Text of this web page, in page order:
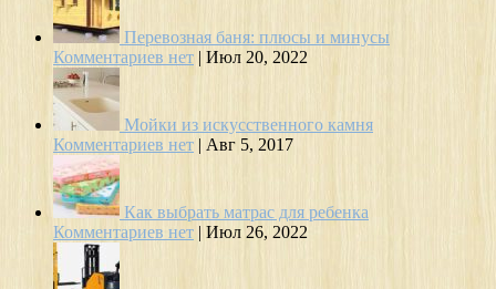
Перевозная баня: плюсы и минусы
Комментариев нет | Июл 20, 2022
Мойки из искусственного камня
Комментариев нет | Авг 5, 2017
Как выбрать матрас для ребенка
Комментариев нет | Июл 26, 2022